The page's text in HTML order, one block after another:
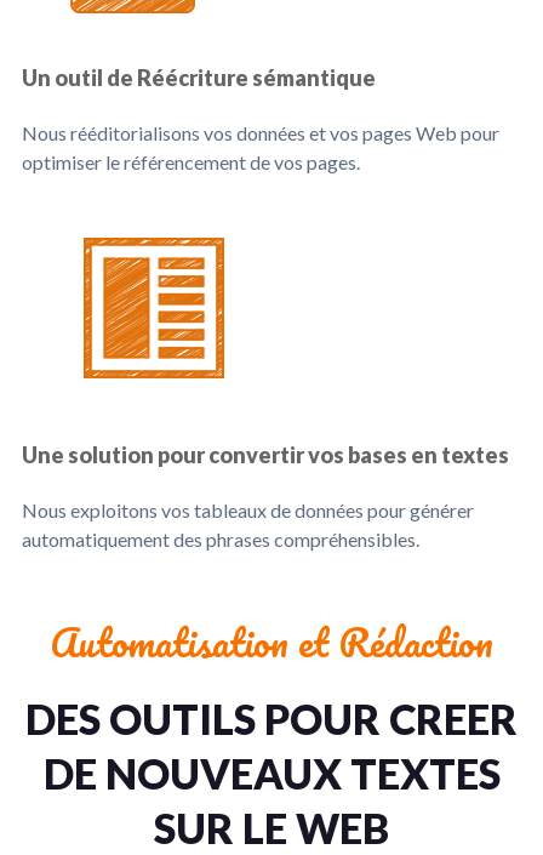
Un outil de Réécriture sémantique
Nous rééditorialisons vos données et vos pages Web pour
optimiser le référencement de vos pages.
Une solution pour convertir vos bases en textes
Nous exploitons vos tableaux de données pour générer
automatiquement des phrases compréhensibles.
Automatisation et Rédaction
DES OUTILS POUR CREER
DE NOUVEAUX TEXTES
SUR LE WEB